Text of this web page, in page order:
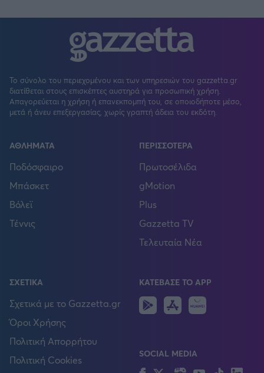
Το σύνολο του περιεχομένου και των υπηρεσιών του gazzetta.gr
διατίθεται στους επισκέπτες αυστηρά για προσωπική χρήση.
Απαγορεύεται η χρήση ή επανεκπομπή του, σε οποιοδήποτε μέσο,
μετά ή άνευ επεξεργασίας, χωρίς γραπτή άδεια του εκδότη.
ΑΘΛΗΜΑΤΑ
Ποδόσφαιρο
Μπάσκετ
Βόλεϊ
Τέννις
ΠΕΡΙΣΣΟΤΕΡΑ
Πρωτοσέλιδα
gMotion
Plus
Gazzetta TV
Τελευταία Νέα
ΣΧΕΤΙΚΑ
Σχετικά με το Gazzetta.gr
Όροι Χρήσης
Πολιτική Απορρήτου
Πολιτική Cookies
ΚΑΤΕΒΑΣΕ ΤΟ APP
Android
IOS
SOCIAL MEDIA